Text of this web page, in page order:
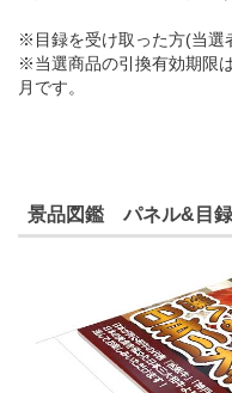
※目録を受け取った方(当選
※当選商品の引換有効期限
月です。
景品図鑑 パネル&目